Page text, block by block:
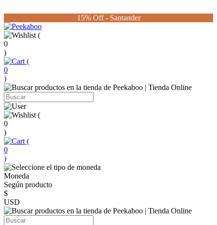
15% Off - Santander
(
0
)
(
0
)
(
0
)
(
0
)
Moneda
Según producto
$
USD